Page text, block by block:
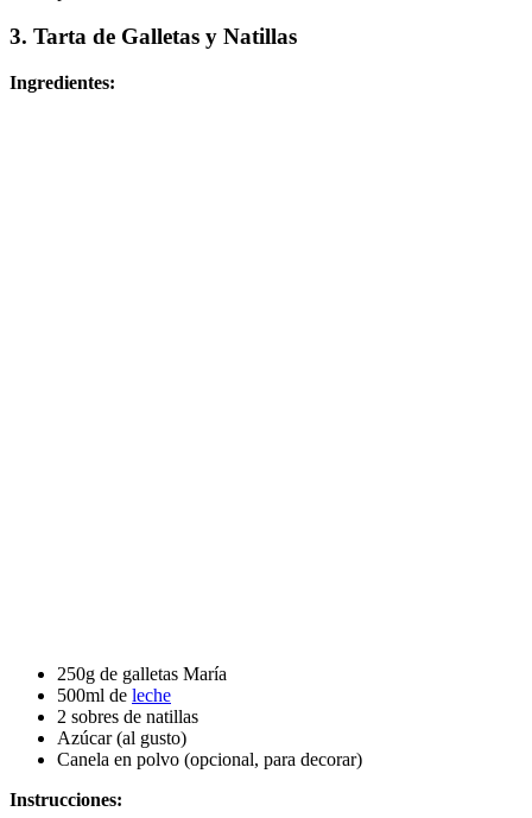
3. Tarta de Galletas y Natillas
Ingredientes:
250g de galletas María
500ml de leche
2 sobres de natillas
Azúcar (al gusto)
Canela en polvo (opcional, para decorar)
Instrucciones: